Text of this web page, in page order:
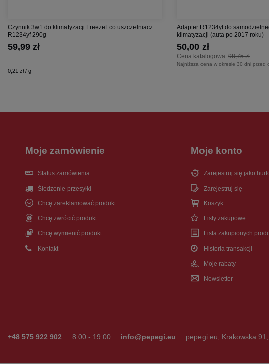
Czynnik 3w1 do klimatyzacji FreezeEco uszczelniacz
R1234yf 290g
59,99 zł
0,21 zł / g
Adapter R1234yf do
klimatyzacji (auta po 2017 roku)
Cena katalogowa: 98,75 zł
50,00 zł
Najniższa cena w okresie 30 dni przed
Moje zamówienie
Status zamówienia
Śledzenie przesyłki
Chcę zareklamować produkt
Chcę zwrócić produkt
Chcę wymienić produkt
Kontakt
Moje konto
Zarejestruj się jako
Zarejestruj się
Koszyk
Listy zakupowe
Lista zakupionych
Historia transakcji
Moje rabaty
Newsletter
+48 575 922 902 8:00 - 19:00 info@pepegi.eu pepegi.eu Krakowska 91